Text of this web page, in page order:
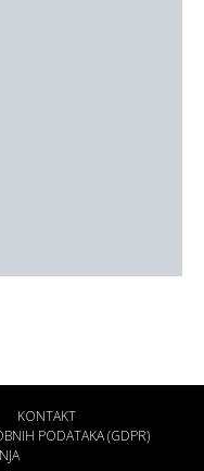
KONTAKT
PODATAKA (GDPR)